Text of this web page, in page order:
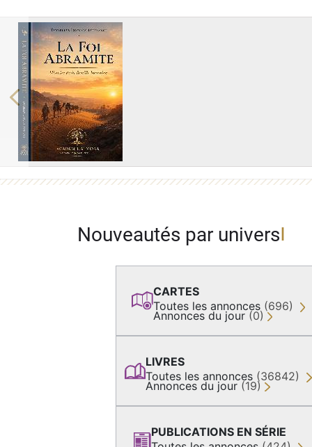
Previous
Nouveautés par univers
CARTES
Toutes les annonces (696)
Annonces du jour (0)
LIVRES
Toutes les annonces (36842)
Annonces du jour (19)
PUBLICATIONS EN SÉRIE